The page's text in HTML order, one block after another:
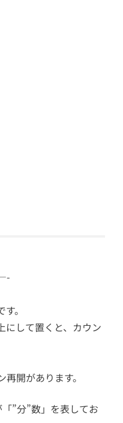
。
にして置くと、カウン
開があります。
”分”数」を表してお